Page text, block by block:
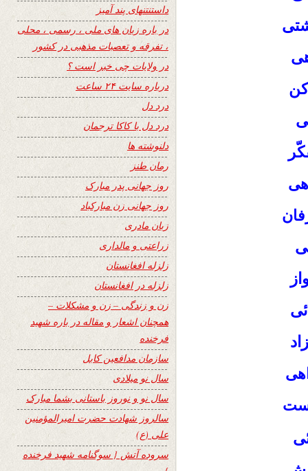
داستنتنهای پند آمیز
در باره زبان های ملی ، رسمی ، محلی
، تفرقه و تعصبات مذهبی در کشور
در ولایات چی خبر است ؟
درباره سایت ۲۴ ساعت
درد دل
درد دل با کاکا ترجمان
دلنوشته ها
رمان طنز
روز جهانی پدر مبارک
روز جهانی زن مبارکباد
زبان مادری
زراعتی و مالداری
زلزله افغانستان
زلزله در افغانستان
زن و زندگی – زن و مشکلات –
همچنان اشعار و مقاله در باره شهید
فرخنده
سازمان مدافعین کابل
سال نو میلادی
سال نو و نوروز باستانی بشما مبارک
سالروز شهادت حضرت امیرالمؤمنین
علی (ع)
سروده آتش { سوگنامه شهید فرخنده